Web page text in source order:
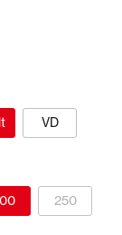
VD
250